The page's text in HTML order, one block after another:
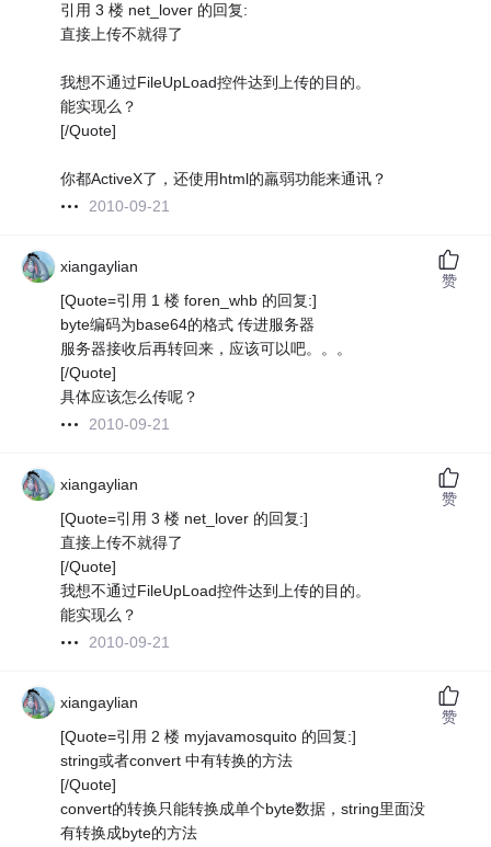
引用 3 楼 net_lover 的回复:
直接上传不就得了
我想不通过FileUpLoad控件达到上传的目的。
能实现么？
[/Quote]
你都ActiveX了，还使用html的羸弱功能来通讯？
2010-09-21
xiangaylian
[Quote=引用 1 楼 foren_whb 的回复:]
byte编码为base64的格式 传进服务器
服务器接收后再转回来，应该可以吧。。。
[/Quote]
具体应该怎么传呢？
2010-09-21
赞
xiangaylian
[Quote=引用 3 楼 net_lover 的回复:]
直接上传不就得了
[/Quote]
我想不通过FileUpLoad控件达到上传的目的。
能实现么？
2010-09-21
赞
xiangaylian
[Quote=引用 2 楼 myjavamosquito 的回复:]
string或者convert 中有转换的方法
[/Quote]
convert的转换只能转换成单个byte数据，string里面没
有转换成byte的方法
赞